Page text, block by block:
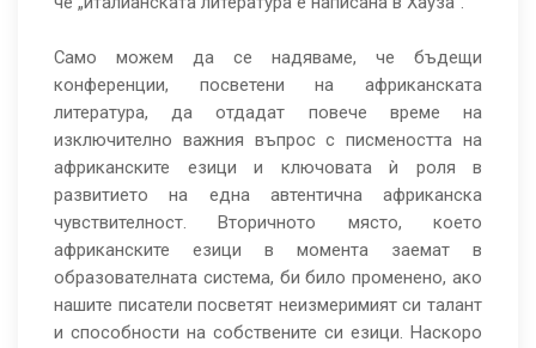
Само можем да се надяваме, че бъдещи
конференции, посветени на африканската
литература, да отдадат повече време на
изключително важния въпрос с писмеността на
африканските езици и ключовата ѝ роля в
развитието на една автентична африканска
чувствителност. Вторичното място, което
африканските езици в момента заемат в
образователната система, би било променено, ако
нашите писатели посветят неизмеримият си талант
и способности на собствените си езици. Наскоро